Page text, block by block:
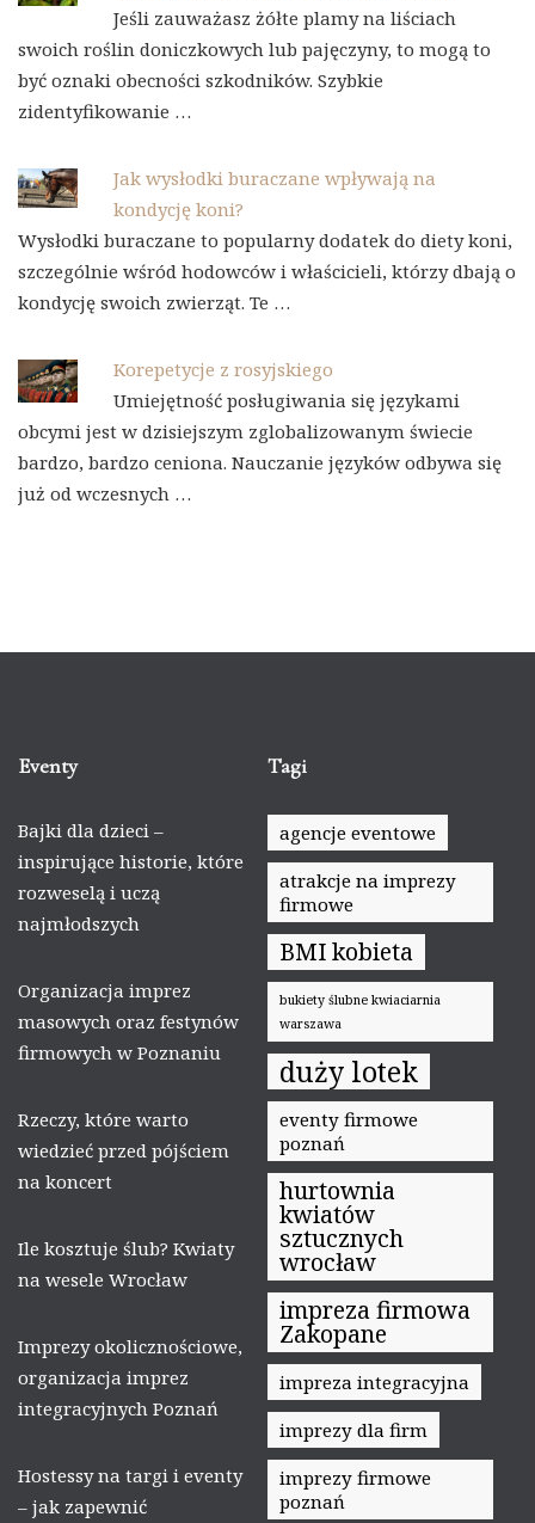
Jeśli zauważasz żółte plamy na liściach
swoich roślin doniczkowych lub pajęczyny, to mogą to
być oznaki obecności szkodników. Szybkie
zidentyfikowanie …
Jak wysłodki buraczane wpływają na
kondycję koni?
Wysłodki buraczane to popularny dodatek do diety koni,
szczególnie wśród hodowców i właścicieli, którzy dbają o
kondycję swoich zwierząt. Te …
Korepetycje z rosyjskiego
Umiejętność posługiwania się językami
obcymi jest w dzisiejszym zglobalizowanym świecie
bardzo, bardzo ceniona. Nauczanie języków odbywa się
już od wczesnych …
Eventy
Bajki dla dzieci –
inspirujące historie, które
rozweselą i uczą
najmłodszych
Organizacja imprez
masowych oraz festynów
firmowych w Poznaniu
Rzeczy, które warto
wiedzieć przed pójściem
na koncert
Ile kosztuje ślub? Kwiaty
na wesele Wrocław
Imprezy okolicznościowe,
organizacja imprez
integracyjnych Poznań
Hostessy na targi i eventy
– jak zapewnić
Tagi
agencje eventowe
atrakcje na imprezy
firmowe
BMI kobieta
bukiety ślubne kwiaciarnia
warszawa
duży lotek
eventy firmowe
poznań
hurtownia
kwiatów
sztucznych
wrocław
impreza firmowa
Zakopane
impreza integracyjna
imprezy dla firm
imprezy firmowe
poznań